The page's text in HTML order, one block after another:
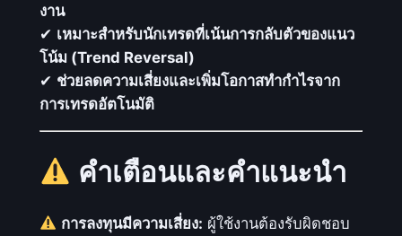
งาน
✔ เหมาะสำหรับนักเทรดที่เน้นการกลับตัวของแนว
โน้ม (Trend Reversal)
✔ ช่วยลดความเสี่ยงและเพิ่มโอกาสทำกำไรจาก
การเทรดอัตโนมัติ
คำเตือนและคำแนะนำ
การลงทุนมีความเสี่ยง: ผู้ใช้งานต้องรับผิดชอบ